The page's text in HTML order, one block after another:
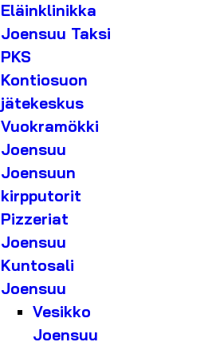
Eläinklinikka
Joensuu Taksi
PKS
Kontiosuon
jätekeskus
Vuokramökki
Joensuu
Joensuun
kirpputorit
Pizzeriat
Joensuu
Kuntosali
Joensuu
Vesikko
Joensuu